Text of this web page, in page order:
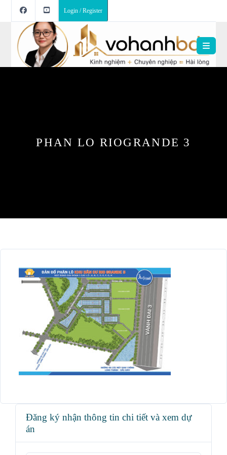
Login / Register
PHAN LO RIOGRANDE 3
Đăng ký nhận thông tin chi tiết và xem dự
án